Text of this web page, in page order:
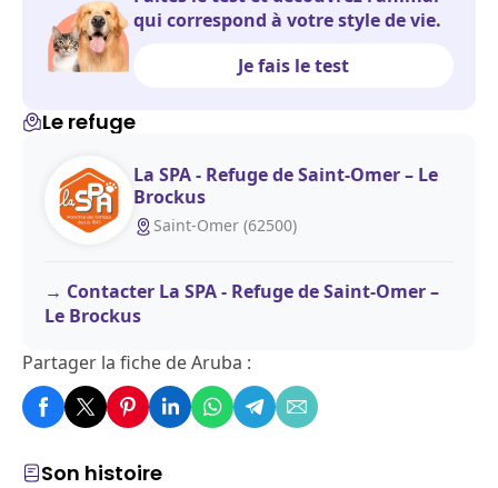
Son histoire
qui correspond à votre style de vie.
Je fais le test
Le refuge
La SPA - Refuge de Saint-Omer – Le
Brockus
Saint-Omer (62500)
Contacter La SPA - Refuge de Saint-Omer –
Le Brockus
Partager la fiche de Aruba :